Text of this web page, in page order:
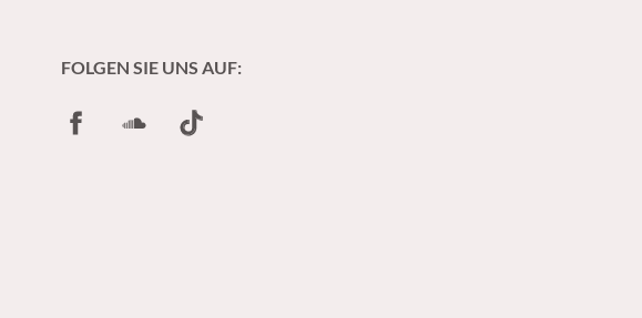
FOLGEN SIE UNS AUF:
FacebookSoundCloud
TikTok